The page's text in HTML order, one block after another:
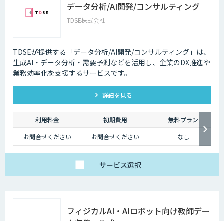
データ分析/AI開発/コンサルティング
TDSE株式会社
TDSEが提供する「データ分析/AI開発/コンサルティング」は、
生成AI・データ分析・需要予測などを活用し、企業のDX推進や
業務効率化を支援するサービスです。
詳細を見る
利用料金 初期費用
無料プラン
お問合せください
お問合せください なし
サービス選択
フィジカルAI・AIロボット向け教師デー